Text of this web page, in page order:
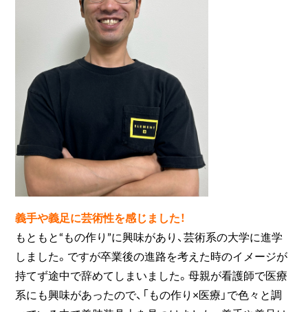
義手や義足に芸術性を感じました！
もともと“もの作り”に興味があり、芸術系の大学に進学
しました。ですが卒業後の進路を考えた時のイメージが
持てず途中で辞めてしまいました。母親が看護師で医療
系にも興味があったので、「もの作り×医療」で色々と調